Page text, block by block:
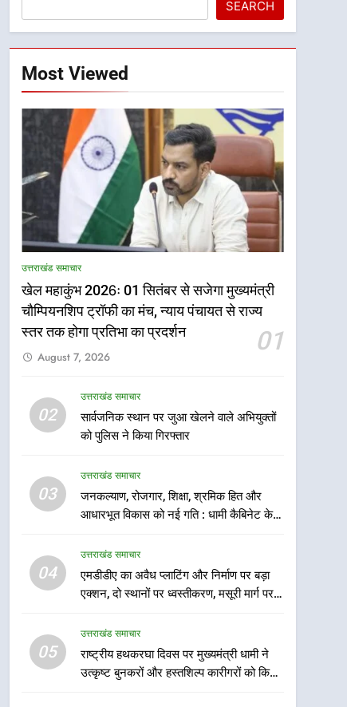
SEARCH
Most Viewed
उत्तराखंड समाचार
खेल महाकुंभ 2026ः 01 सितंबर से सजेगा मुख्यमंत्री
चौम्पियनशिप ट्रॉफी का मंच, न्याय पंचायत से राज्य
स्तर तक होगा प्रतिभा का प्रदर्शन
01
August 7, 2026
02
उत्तराखंड समाचार
सार्वजनिक स्थान पर जुआ खेलने वाले अभियुक्तों
को पुलिस ने किया गिरफ्तार
03
उत्तराखंड समाचार
जनकल्याण, रोजगार, शिक्षा, श्रमिक हित और
आधारभूत विकास को नई गति : धामी कैबिनेट के
04
उत्तराखंड समाचार
एमडीडीए का अवैध प्लाटिंग और निर्माण पर बड़ा
एक्शन, दो स्थानों पर ध्वस्तीकरण, मसूरी मार्ग पर
05
उत्तराखंड समाचार
राष्ट्रीय हथकरघा दिवस पर मुख्यमंत्री धामी ने
उत्कृष्ट बुनकरों और हस्तशिल्प कारीगरों को किया
5
राष्ट्रीय हथकरघा दिवस पर
मुख्यमंत्री धामी ने उत्कृष्ट बुनकरों
सम्मानित
6
उत्तराखंड कांग्रेस में बड़ा
संगठनात्मक फेरबदल, नई
गठन
7
मुख्यमंत्री धामी बोले- युवाओं को
प्राथमिकता, आने वाले महीनों में
हजारों पदों पर की जाएगी भर्ती
उत्तराखंड समाचार
8
बाईपास परियोजना का डीएम ने
किया निरीक्षण; समयबद्ध एवं
उत्तराखंड समाचार